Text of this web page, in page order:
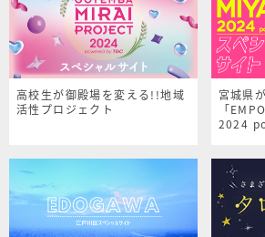
高校生が御殿場を変える!!地域
活性プロジェクト
宮城県
「
2024